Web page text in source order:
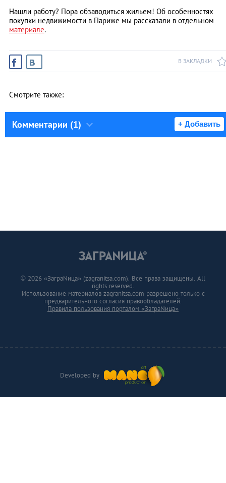
Нашли работу? Пора обзаводиться жильем! Об особенностях
покупки недвижимости в Париже мы рассказали в отдельном
материале.
В ЗАКЛАДКИ
Смотрите также:
Комментарии (1) + Добавить
Developed by
© 2026 «ЗаграNица» (zagranitsa.com). Все права защищены. All
rights reserved.
Использование материалов zagranitsa.com разрешено только с
предварительного согласия правообладателей.
Правила пользования порталом «ЗаграNица»